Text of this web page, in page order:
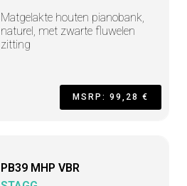
Matgelakte houten pianobank,
naturel, met zwarte fluwelen
zitting
MSRP: 99,28 €
PB39 MHP VBR